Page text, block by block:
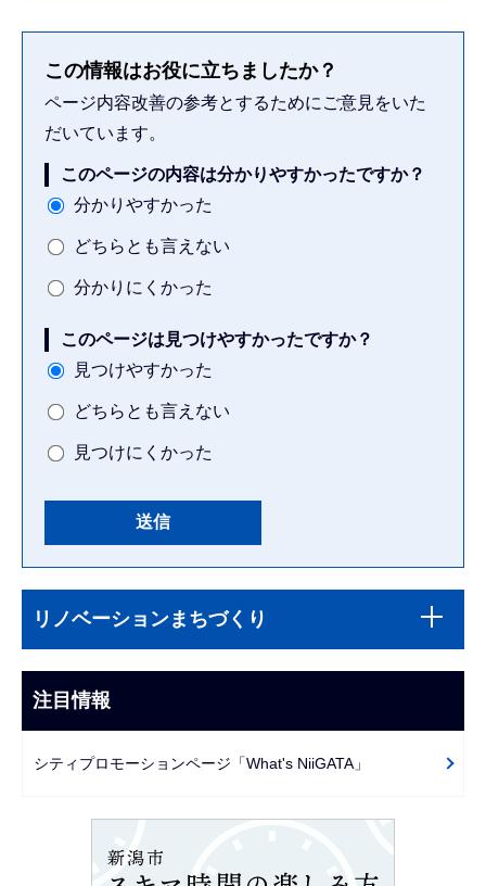
この情報はお役に立ちましたか？
ページ内容改善の参考とするためにご意見をいた
だいています。
このページの内容は分かりやすかったですか？
分かりやすかった
どちらとも言えない
分かりにくかった
このページは見つけやすかったですか？
見つけやすかった
どちらとも言えない
見つけにくかった
文
こ
ま
で
ビ
ー
リノベーションまちづくり
注目情報
シティプロモーションページ「What's NiiGATA」